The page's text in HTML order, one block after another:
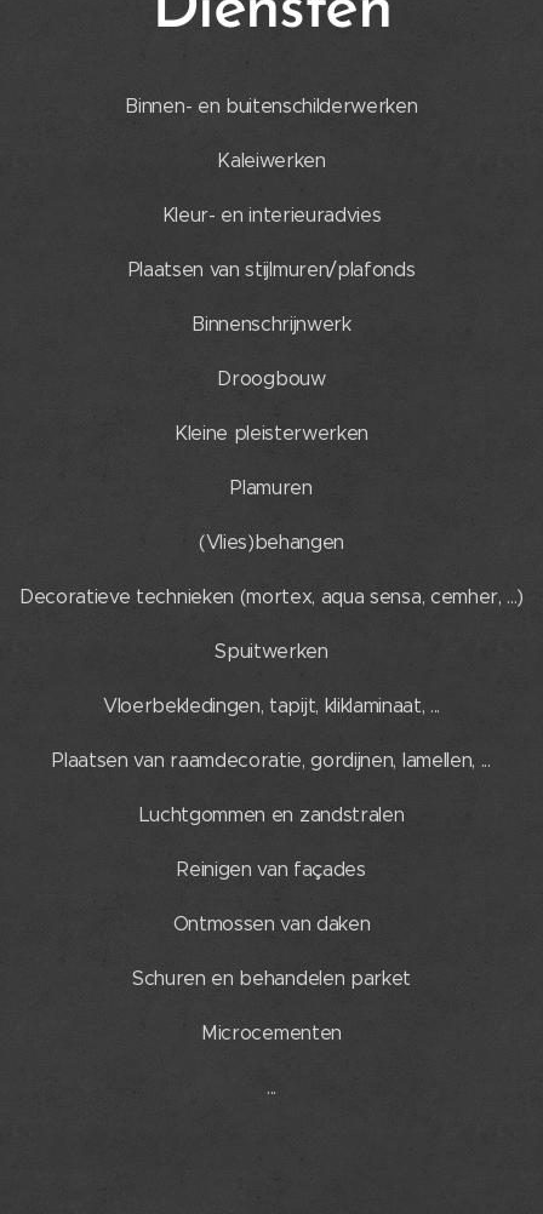
Binnen- en buitenschilderwerken
Kaleiwerken
Kleur- en interieuradvies
Plaatsen van stijlmuren/plafonds
Binnenschrijnwerk
Droogbouw
Kleine pleisterwerken
Plamuren
(Vlies)behangen
Decoratieve technieken (mortex, aqua sensa, cemher, ...)
Spuitwerken
Vloerbekledingen, tapijt, kliklaminaat, ...
Plaatsen van raamdecoratie, gordijnen, lamellen, ...
Luchtgommen en zandstralen
Reinigen van façades
Ontmossen van daken
Schuren en behandelen parket
Microcementen
...